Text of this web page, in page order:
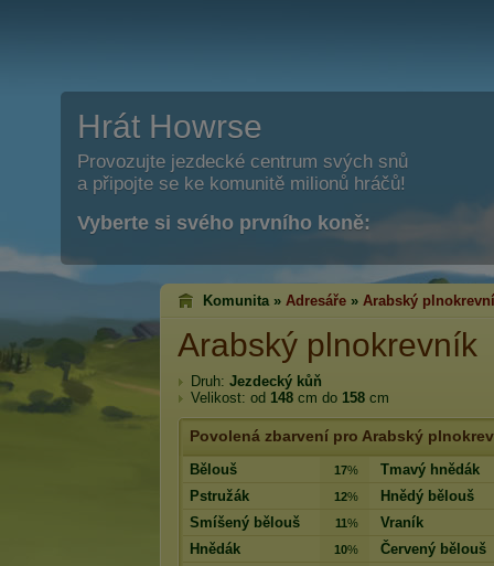
Hrát Howrse
Provozujte jezdecké centrum svých snů
a připojte se ke komunitě milionů hráčů!
Vyberte si svého prvního koně:
Komunita » Adresáře » Arabský
Arabský plnokrevník
Druh: Jezdecký kůň
Velikost: od 148 cm do 158 cm
Povolená zbarvení pro Arabský
Bělouš 17%
Tmavý hnědák
Pstružák
12%
Hnědý bělouš
Smíšený bělouš
11%
Vraník
Hnědák
10%
Červený bělouš